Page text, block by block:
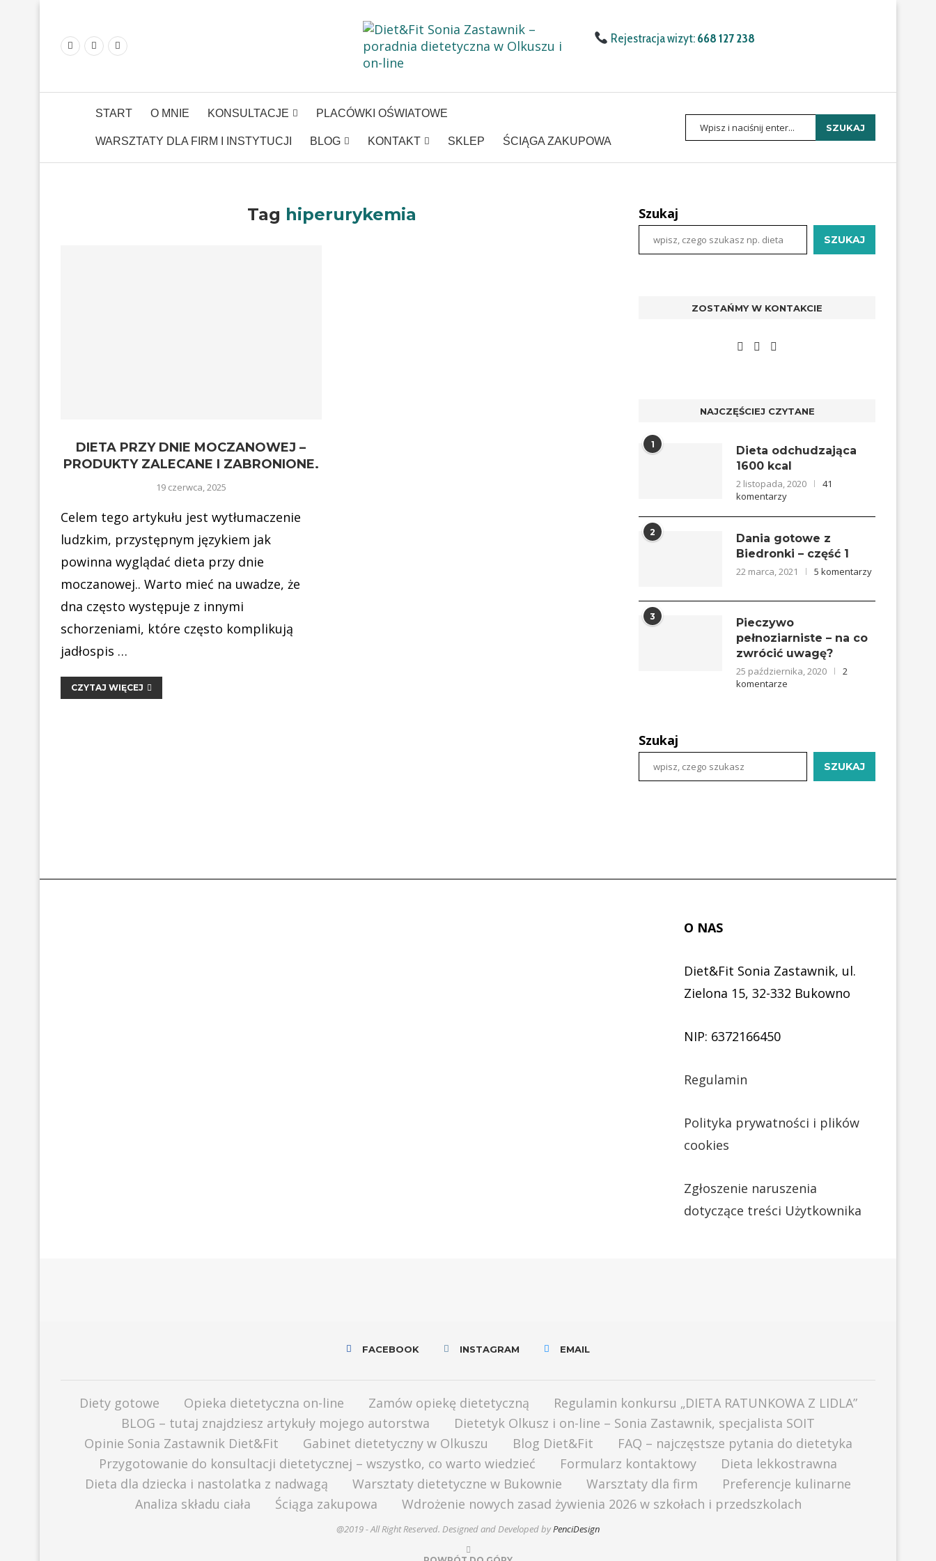
Rejestracja wizyt:668 127 238
START O MNIE KONSULTACJE PLACÓWKI OŚWIATOWE
WARSZTATY DLA FIRM I INSTYTUCJI BLOG KONTAKT SKLEP ŚCIĄGA ZAKUPOWA
SZUKAJ
Tag hiperurykemia
DIETA PRZY DNIE MOCZANOWEJ –
PRODUKTY ZALECANE I ZABRONIONE.
19 czerwca, 2025
Celem tego artykułu jest wytłumaczenie
ludzkim, przystępnym językiem jak
powinna wyglądać dieta przy dnie
moczanowej.. Warto mieć na uwadze, że
dna często występuje z innymi
schorzeniami, które często komplikują
jadłospis …
CZYTAJ WIĘCEJ
Szukaj
SZUKAJ
ZOSTAŃMY W KONTAKCIE
NAJCZĘŚCIEJ CZYTANE
1
Dieta odchudzająca
1600 kcal
2 listopada, 2020
41
komentarzy
2
Dania gotowe z
Biedronki – część 1
22 marca, 2021 5 komentarzy
3
Pieczywo
pełnoziarniste – na co
zwrócić uwagę?
25 października, 2020
2
komentarze
Szukaj
SZUKAJ
O NAS
Diet&Fit Sonia Zastawnik, ul.
Zielona 15, 32-332 Bukowno
NIP: 6372166450
Regulamin
Polityka prywatności i plików
cookies
Zgłoszenie naruszenia
dotyczące treści Użytkownika
FACEBOOK INSTAGRAM EMAIL
Diety gotowe Opieka dietetyczna on-line Zamów opiekę dietetyczną
Regulamin konkursu „DIETA RATUNKOWA Z LIDLA”
BLOG – tutaj znajdziesz artykuły mojego autorstwa
Dietetyk Olkusz i on-line – Sonia Zastawnik, specjalista SOIT
Opinie Sonia Zastawnik Diet&Fit
Gabinet dietetyczny w Olkuszu Blog Diet&Fit
FAQ – najczęstsze pytania do dietetyka
Przygotowanie do konsultacji dietetycznej – wszystko, co warto wiedzieć
Formularz kontaktowy
Dieta lekkostrawna
Dieta dla dziecka i nastolatka z nadwagą
Warsztaty dietetyczne w Bukownie Warsztaty dla firm
Preferencje kulinarne
Analiza składu ciała
Ściąga zakupowa Wdrożenie nowych zasad żywienia 2026 w szkołach i przedszkolach
@2019 - All Right Reserved. Designed and Developed byPenciDesign